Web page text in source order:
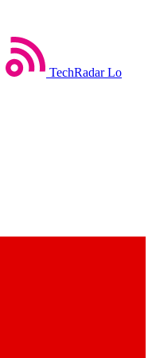
TechRadar Lo